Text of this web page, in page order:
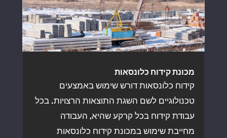
מכונת קידוח כלונסאות
קידוח כלונסאות דורש שימוש באמצעים
טכנולוגיים לשם השגת התוצאות הרצויות. בכל
עבודת קידוח בכל קרקע שהיא, העבודה
מחייבת שימוש במכונת קידוח כלונסאות